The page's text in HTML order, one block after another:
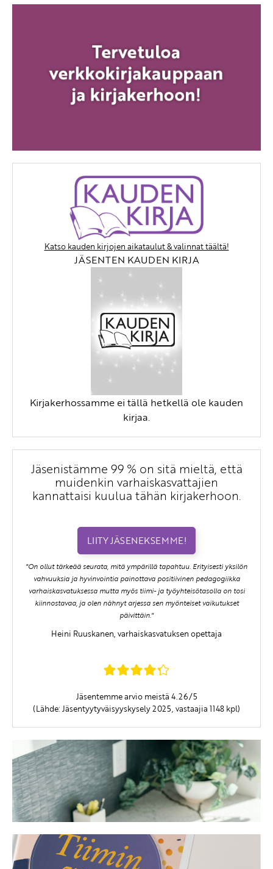
Katso kauden kirjojen aikataulut & valinnat täältä!
JÄSENTEN KAUDEN KIRJA
Kirjakerhossamme ei tällä hetkellä ole kauden
kirjaa.
Jäsenistämme 99 % on sitä mieltä, että
muidenkin varhaiskasvattajien
kannattaisi kuulua tähän kirjakerhoon.
LIITY JÄSENEKSEMME!
"On ollut tärkeää seurata, mitä ympärillä tapahtuu. Erityisesti yksilön
vahvuuksia ja hyvinvointia painottava positiivinen pedagogiikka
varhaiskasvatuksessa mutta myös tiimi- ja työyhteisötasolla on tosi
kiinnostavaa, ja olen nähnyt arjessa sen myönteiset vaikutukset
päivittäin."
Heini Ruuskanen, varhaiskasvatuksen opettaja
Jäsentemme arvio meistä 4.26/5
(Lähde: Jäsentyytyväisyyskysely 2025, vastaajia 1148 kpl)